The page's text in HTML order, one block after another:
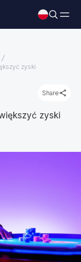
zyski
Share
zyski